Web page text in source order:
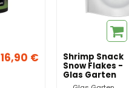
16,90 € Shrimp Snack
Snow Flakes -
Glas Garten